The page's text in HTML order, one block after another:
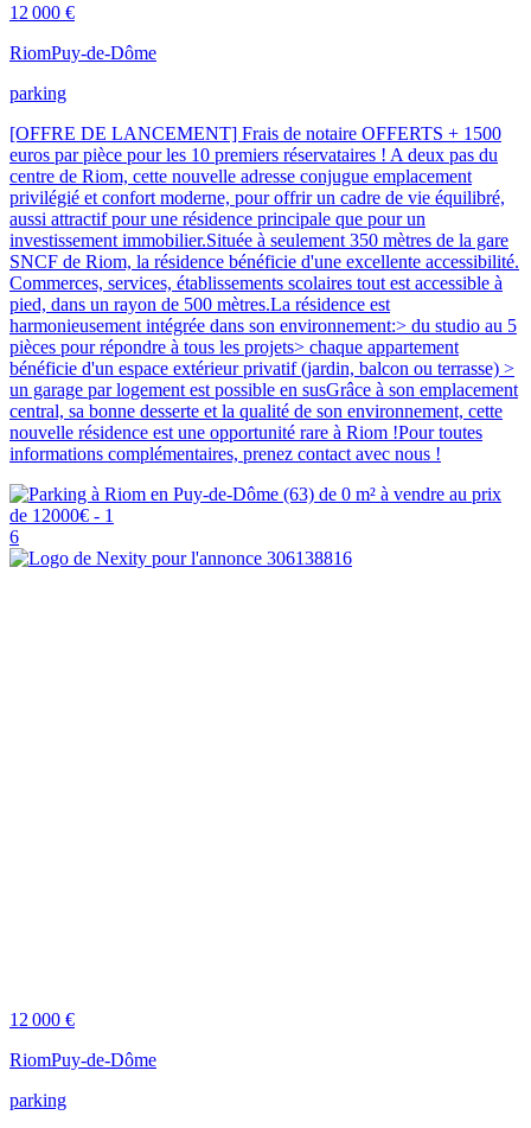
12 000 €
RiomPuy-de-Dôme
parking
[OFFRE DE LANCEMENT] Frais de notaire OFFERTS + 1500
euros par pièce pour les 10 premiers réservataires ! A deux pas du
centre de Riom, cette nouvelle adresse conjugue emplacement
privilégié et confort moderne, pour offrir un cadre de vie équilibré,
aussi attractif pour une résidence principale que pour un
investissement immobilier.Située à seulement 350 mètres de la gare
SNCF de Riom, la résidence bénéficie d'une excellente accessibilité.
Commerces, services, établissements scolaires tout est accessible à
pied, dans un rayon de 500 mètres.La résidence est
harmonieusement intégrée dans son environnement:> du studio au 5
pièces pour répondre à tous les projets> chaque appartement
bénéficie d'un espace extérieur privatif (jardin, balcon ou terrasse) >
un garage par logement est possible en susGrâce à son emplacement
central, sa bonne desserte et la qualité de son environnement, cette
nouvelle résidence est une opportunité rare à Riom !Pour toutes
informations complémentaires, prenez contact avec nous !
6
12 000 €
RiomPuy-de-Dôme
parking